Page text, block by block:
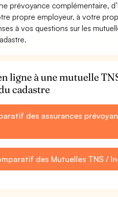
prévoyance complémentaire,
propre employeur, à votre
à vos questions sur les
ligne à une mutuelle
cadastre
des assurances
des Mutuelles TNS /